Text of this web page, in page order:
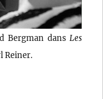
Bergman dans Les
Reiner.